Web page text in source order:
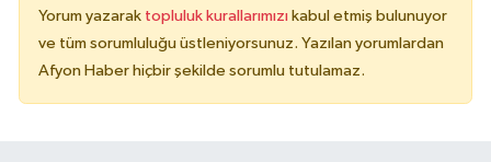
Yorum yazarak topluluk kurallarımızı kabul etmiş bulunuyor
ve tüm sorumluluğu üstleniyorsunuz. Yazılan yorumlardan
Afyon Haber hiçbir şekilde sorumlu tutulamaz.